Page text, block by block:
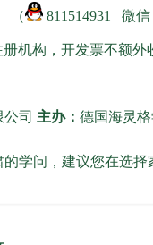
（ 811514931 微信
机构，开发票不额外
司 主办： 德国海灵
学问，建议您在选